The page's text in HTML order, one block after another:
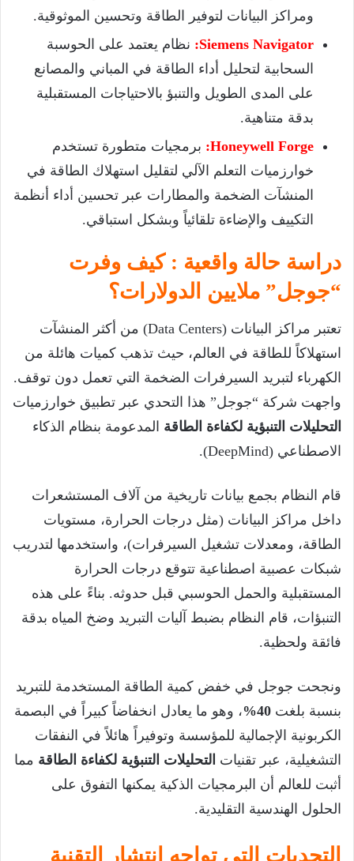
ومراكز البيانات لتوفير الطاقة وتحسين الموثوقية.
Siemens Navigator:
نظام يعتمد على الحوسبة
السحابية لتحليل أداء الطاقة في المباني والمصانع
على المدى الطويل والتنبؤ بالاحتياجات المستقبلية
بدقة متناهية.
Honeywell Forge: برمجيات متطورة تستخدم
خوارزميات التعلم الآلي لتقليل استهلاك الطاقة في
المنشآت الضخمة والمطارات عبر تحسين أداء أنظمة
التكييف والإضاءة تلقائياً وبشكل استباقي.
دراسة حالة واقعية : كيف وفرت
“جوجل” ملايين الدولارات؟
تعتبر مراكز البيانات (Data Centers) من أكثر المنشآت
استهلاكاً للطاقة في العالم، حيث تذهب كميات هائلة من
الكهرباء لتبريد السيرفرات الضخمة التي تعمل دون توقف.
واجهت شركة “جوجل” هذا التحدي عبر تطبيق خوارزميات
التحليلات التنبؤية لكفاءة الطاقة المدعومة بنظام الذكاء
الاصطناعي (DeepMind).
قام النظام بجمع بيانات تاريخية من آلاف المستشعرات
داخل مراكز البيانات (مثل درجات الحرارة، مستويات
الطاقة، ومعدلات تشغيل السيرفرات)، واستخدمها لتدريب
شبكات عصبية اصطناعية تتوقع درجات الحرارة
المستقبلية والحمل الحوسبي قبل حدوثه. بناءً على هذه
التنبؤات، قام النظام بضبط آليات التبريد وضخ المياه بدقة
فائقة ولحظية.
ونجحت جوجل في خفض كمية الطاقة المستخدمة للتبريد
بنسبة بلغت 40%
، وهو ما يعادل انخفاضاً كبيراً في البصمة
الكربونية الإجمالية للمؤسسة وتوفيراً هائلاً في النفقات
التشغيلية، عبر تقنيات التحليلات التنبؤية لكفاءة الطاقة مما
أثبت للعالم أن البرمجيات الذكية يمكنها التفوق على
الحلول الهندسية التقليدية.
التحديات التي تواجه انتشار التقنية